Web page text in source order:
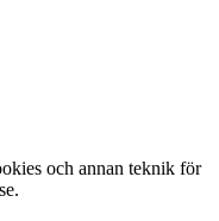
och annan teknik för